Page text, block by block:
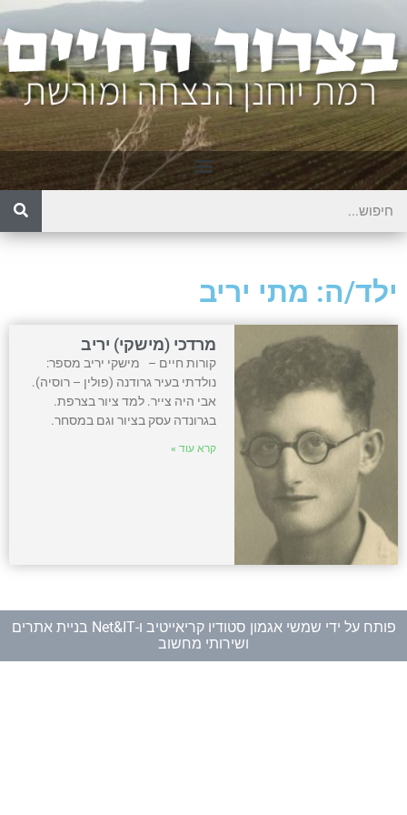
ילד/ה: מתי יריב
מרדכי (מישקי) יריב
קורות חיים – מישקי יריב מספר:
נולדתי בעיר גרודנה (פולין – רוסיה).
אבי היה צייר. למד ציור בצרפת.
בגרונדה עסק בציור וגם במסחר.
קרא עוד »
פותח על ידי שמשי אגמון סטודיו קריאייטיב ו-
Net&IT בניית אתרים
ושירותי מחשוב